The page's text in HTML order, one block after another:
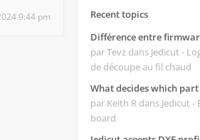
9:44 pm
Recent topics
par Tevz dans Jedicut -
de découpe au fil chaud
par Keith R dans Jedicut -
board